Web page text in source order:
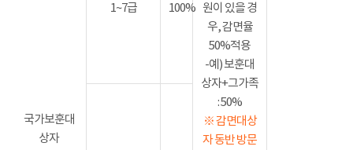
국가보훈대
상자
1~7급 100% 원이 있을 경
우, 감면율
50%적용
-예) 보훈대
상자+그가족
: 50%
※ 감면대상
자 동반 방문